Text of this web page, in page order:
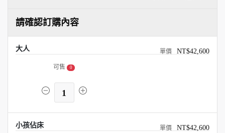
請確認訂購內容
大人 NT$42,600
可售 0
1
小孩佔床 NT$42,600